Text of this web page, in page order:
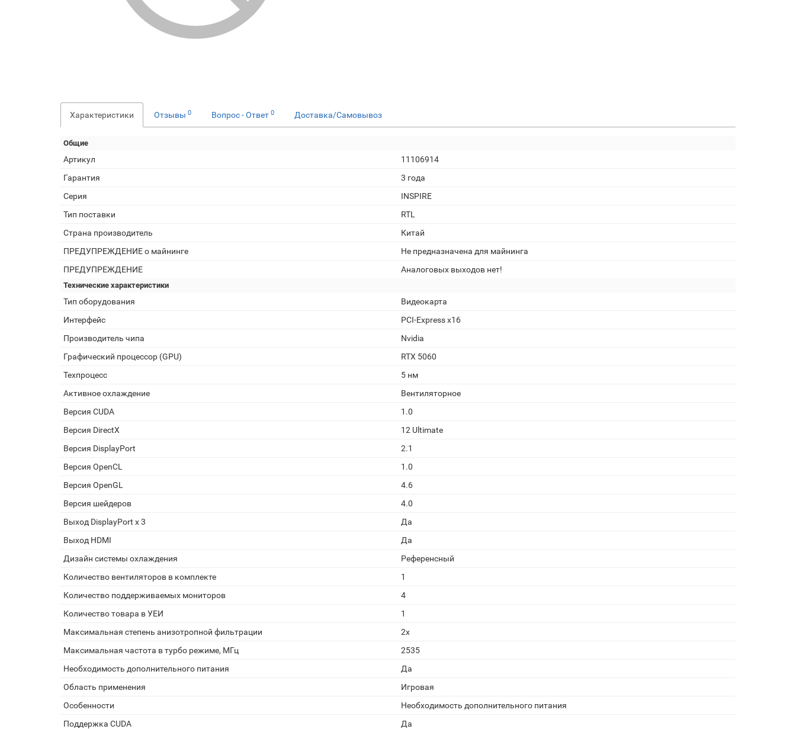
Характеристики Отзывы 0 Вопрос - Ответ 0 Доставка/Самовывоз
Общие
Артикул
11106914
Гарантия
3 года
Серия
INSPIRE
Тип поставки
RTL
Страна производитель
Китай
ПРЕДУПРЕЖДЕНИЕ о майнинге
Не предназначена для майнинга
ПРЕДУПРЕЖДЕНИЕ
Аналоговых выходов нет!
Технические характеристики
Тип оборудования
Видеокарта
Интерфейс
PCI-Express x16
Производитель чипа
Nvidia
Графический процессор (GPU)
RTX 5060
Техпроцесс
5 нм
Активное охлаждение
Вентиляторное
Версия CUDA
1.0
Версия DirectX
12 Ultimate
Версия DisplayPort
2.1
Версия OpenCL
1.0
Версия OpenGL
4.6
Версия шейдеров
4.0
Выход DisplayPort x 3
Да
Выход HDMI
Да
Дизайн системы охлаждения
Референсный
Количество вентиляторов в комплекте
1
Количество поддерживаемых мониторов
4
Количество товара в УЕИ
1
Максимальная степень анизотропной фильтрации
2x
Максимальная частота в турбо режиме, МГц
2535
Необходимость дополнительного питания
Да
Область применения
Игровая
Особенности
Необходимость дополнительного питания
Поддержка CUDA
Да